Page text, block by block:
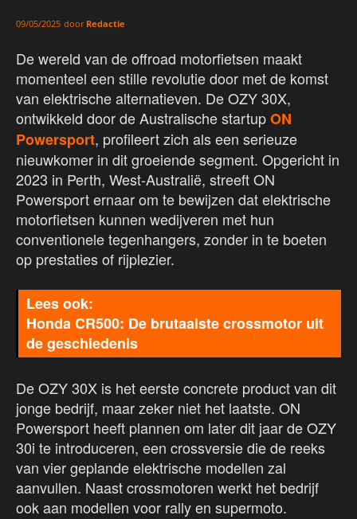
09/05/2025 door Redactie
De wereld van de offroad motorfietsen maakt
momenteel een stille revolutie door met de komst
van elektrische alternatieven. De OZY 30X,
ontwikkeld door de Australische startupON
Powersport, profileert zich als een serieuze
nieuwkomer in dit groeiende segment. Opgericht in
2023 in Perth, West-Australië, streeft ON
Powersport ernaar om te bewijzen dat elektrische
motorfietsen kunnen wedijveren met hun
conventionele tegenhangers, zonder in te boeten
op prestaties of rijplezier.
Honda CR500: De brutaalste crossmotor uit
de geschiedenis
De OZY 30X is het eerste concrete product van dit
jonge bedrijf, maar zeker niet het laatste. ON
Powersport heeft plannen om later dit jaar de OZY
30i te introduceren, een crossversie die de reeks
van vier geplande elektrische modellen zal
aanvullen. Naast crossmotoren werkt het bedrijf
ook aan modellen voor rally en supermoto.